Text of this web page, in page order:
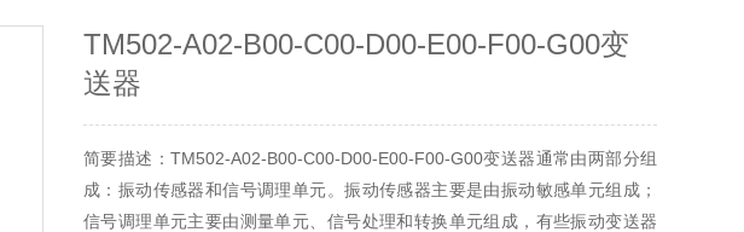
TM502-A02-B00-C00-D00-E00-F00-G00变
送器
简要描述：TM502-A02-B00-C00-D00-E00-F00-G00变送器通常由两部分组
成：振动传感器和信号调理单元。振动传感器主要是由振动敏感单元组成；
信号调理单元主要由测量单元、信号处理和转换单元组成，有些振动变送器